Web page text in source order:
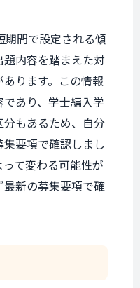
期間で設定される傾
内容を踏まえた対
ります。この情報
あり、学士編入学
もあるため、自分
要項で確認しまし
て変わる可能性が
新の募集要項で確